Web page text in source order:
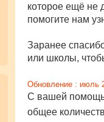
которое ещё не
помогите нам
Заранее
или школы,
Обновление : июль
С вашей
общее